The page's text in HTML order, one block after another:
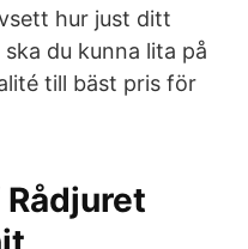
hur just ditt
du kunna lita på
till bäst pris för